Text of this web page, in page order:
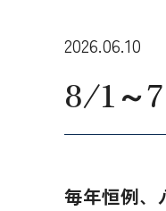
2026.06.10
8/1～7
毎年恒例、